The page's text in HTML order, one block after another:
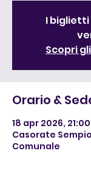
I biglietti
Scopri
Orario &
18 apr 2026,
Casorate
Comunale